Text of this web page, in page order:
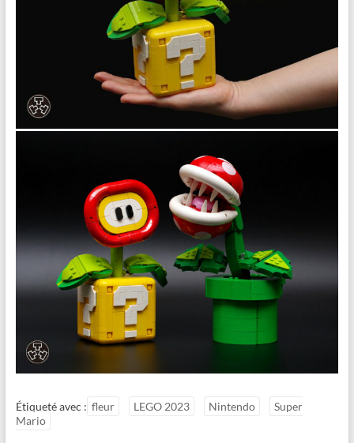
Étiqueté avec : fleur LEGO 2023 Nintendo
Super
Mario